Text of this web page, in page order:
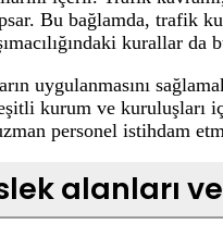
Bu bağlamda, trafik
kurallar da
uygulanmasını
kurum ve
personel istihdam
alanları